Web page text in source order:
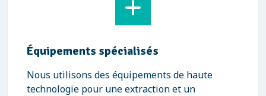
Équipements spécialisés
Nous utilisons des équipements de haute
technologie pour une extraction et un